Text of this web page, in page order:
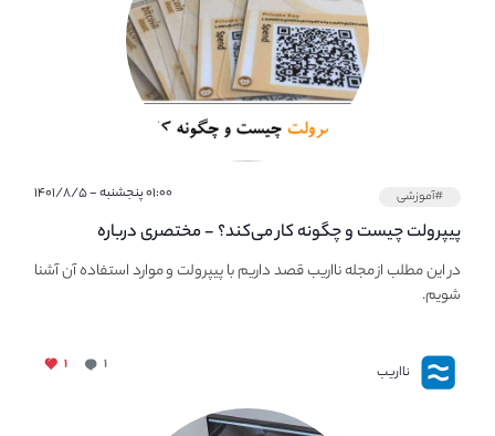
#آموزشی ۰۱:۰۰ پنجشنبه - ۱۴۰۱/۸/۵
پیپر‌ولت چیست و چگونه کار می‌کند؟ - مختصری درباره
PaperWallet
در این مطلب از مجله نااریب قصد داریم با پیپر‌ولت و موارد استفاده آن آشنا
شویم.
نااریب ۱ ۱